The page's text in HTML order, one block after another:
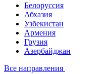
Белоруссия
Абхазия
Узбекистан
Армения
Грузия
Азербайджан
Все направления